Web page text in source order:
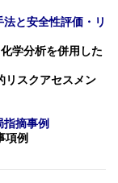
と安全性評価・リ
分析を併用した
スクアセスメン
摘事例
項例